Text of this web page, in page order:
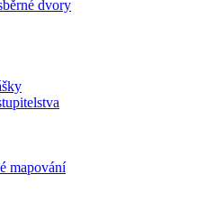
dvory
mapování